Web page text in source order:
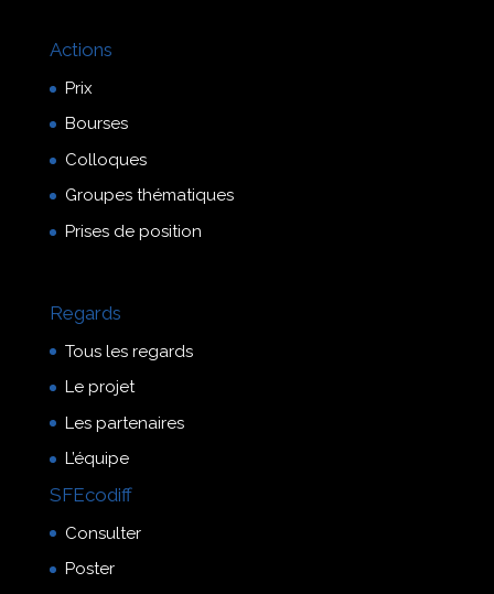
Actions
Prix
Bourses
Colloques
Groupes thématiques
Prises de position
Regards
Tous les regards
Le projet
Les partenaires
L’équipe
SFEcodiff
Consulter
Poster